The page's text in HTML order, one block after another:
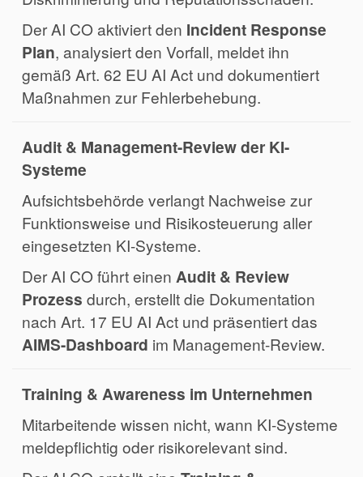
Der AI CO aktiviert den Incident Response
Plan, analysiert den Vorfall, meldet ihn
gemäß Art. 62 EU AI Act und dokumentiert
Maßnahmen zur Fehlerbehebung.
Audit & Management-Review der KI-
Systeme
Aufsichtsbehörde verlangt Nachweise zur
Funktionsweise und Risikosteuerung aller
eingesetzten KI-Systeme.
Der AI CO führt einen Audit & Review
Prozess durch, erstellt die Dokumentation
nach Art. 17 EU AI Act und präsentiert das
AIMS-Dashboard im Management-Review.
Training & Awareness im Unternehmen
Mitarbeitende wissen nicht, wann KI-Systeme
meldepflichtig oder risikorelevant sind.